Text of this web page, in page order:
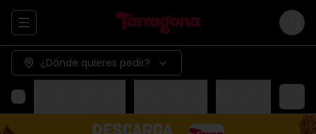
Abrir menu de navegación Login
¿Dónde quieres pedir?